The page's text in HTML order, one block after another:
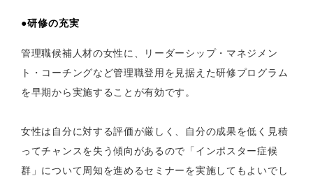
●研修の充実
管理職候補人材の女性に、リーダーシップ・マネジメン
ト・コーチングなど管理職登用を見据えた研修プログラム
を早期から実施することが有効です。
女性は自分に対する評価が厳しく、自分の成果を低く見積
ってチャンスを失う傾向があるので「インポスター症候
群」について周知を進めるセミナーを実施してもよいでし